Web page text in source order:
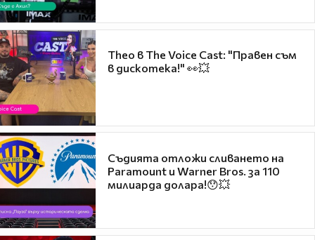
Theo в The Voice Cast: "Правен съм
в дискотека!" 👀💥
Съдията отложи сливането на
Paramount и Warner Bros. за 110
милиарда долара!😯💥